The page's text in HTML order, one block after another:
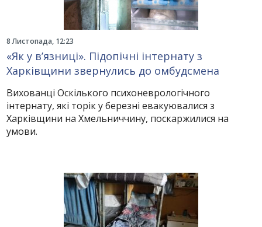
8 Листопада, 12:23
«Як у в’язниці». Підопічні інтернату з
Харківщини звернулись до омбудсмена
Вихованці Оскілького психоневрологічного
інтернату, які торік у березні евакуювалися з
Харківщини на Хмельниччину, поскаржилися на
умови.